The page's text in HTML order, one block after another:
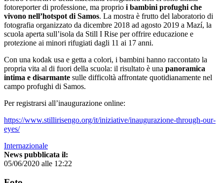
fotoreporter di professione, ma proprio i bambini profughi che
vivono nell’hotspot di Samos. La mostra è frutto del laboratorio di
fotografia organizzato da dicembre 2018 ad agosto 2019 a Mazí, la
scuola aperta sull’isola da Still I Rise per offrire educazione e
protezione ai minori rifugiati dagli 11 ai 17 anni.
Con una kodak usa e getta a colori, i bambini hanno raccontato la
propria vita al di fuori della scuola: il risultato è una panoramica
intima e disarmante sulle difficoltà affrontate quotidianamente nel
campo profughi di Samos.
Per registrarsi all’inaugurazione online:
https://www.stillirisengo.org/it/iniziative/inaugurazione-through-our-
eyes/
Internazionale
News pubblicata il:
05/06/2020 alle 12:22